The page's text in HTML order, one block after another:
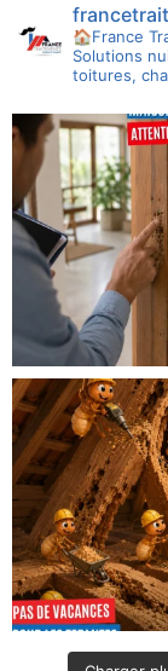
🏠France
Solutions
toitures,